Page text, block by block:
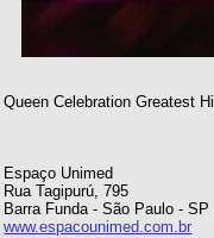
Queen Celebration Greatest
Espaço Unimed
Rua Tagipurú, 795
Barra Funda - São Paulo - SP
www.espacounimed.com.br